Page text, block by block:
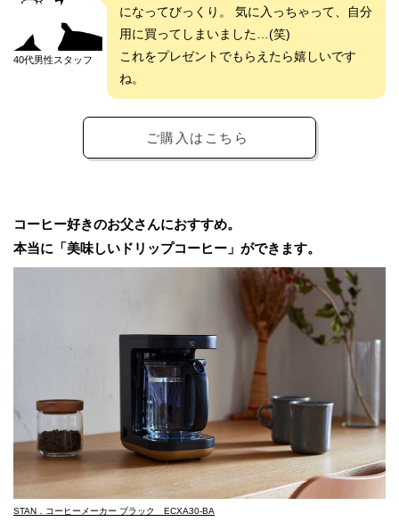
40代男性スタッフ
になってびっくり。 気に入っちゃって、自分
用に買ってしまいました…(笑)
これをプレゼントでもらえたら嬉しいです
ね。
ご購入はこちら
コーヒー好きのお父さんにおすすめ。
本当に「美味しいドリップコーヒー」ができます。
STAN．コーヒーメーカー ブラック ECXA30-BA